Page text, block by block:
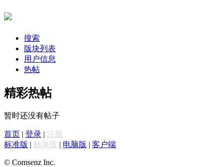
搜索
版块列表
用户信息
热帖
精彩热帖
暂时还没有帖子
首页 | 登录 | 注册
标准版 | 触屏版 | 电脑版 | 客户端
© Comsenz Inc.